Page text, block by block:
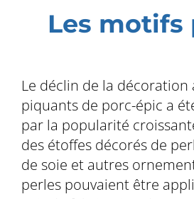
Les motifs
Le déclin de la décoration
piquants de porc-épic a
par la popularité
des étoffes décorés de
de soie et autres
perles pouvaient être